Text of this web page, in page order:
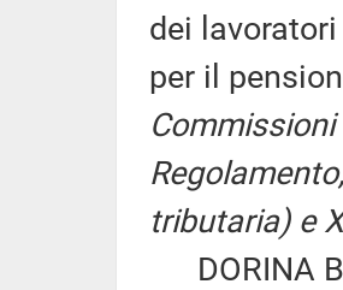
dei
per il
Commissioni
tributaria) e
DORINA